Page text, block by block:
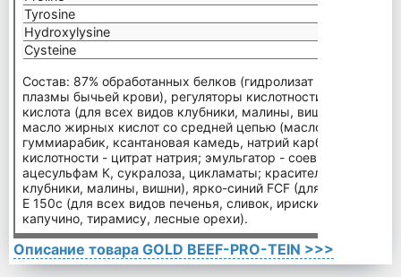
Tyrosine
Hydroxylysine
Cysteine
Состав: 87% обработанных белков (гидролизат крупного
плазмы бычьей крови), регуляторы кислотности - лимонная
кислота (для всех видов клубники, малины, вишни, лесных
масло жирных кислот со средней цепью (масло МСТ) ),
гуммиарабик, ксантановая камедь, натрий
кислотности - цитрат натрия; эмульгатор - соевый лецитин,
ацесульфам К, сукралоза, цикламаты; красители: кармин
клубники, малины, вишни), ярко-синий FCF (для всех видов
E 150c (для всех видов печенья, сливок, ириски, шоколада,
капучино, тирамису, лесные орехи).
Описание товара GOLD BEEF-PRO-TEIN >>>